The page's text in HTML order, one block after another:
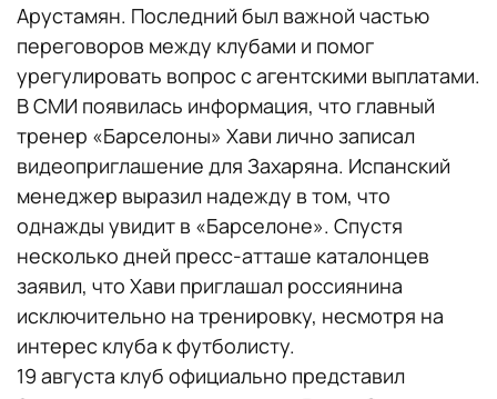
Арустамян. Последний был важной частью
переговоров между клубами и помог
урегулировать вопрос с агентскими выплатами.
В СМИ появилась информация, что главный
тренер «Барселоны» Хави лично записал
видеоприглашение для Захаряна. Испанский
менеджер выразил надежду в том, что
однажды увидит в «Барселоне». Спустя
несколько дней пресс-атташе каталонцев
заявил, что Хави приглашал россиянина
исключительно на тренировку, несмотря на
интерес клуба к футболисту.
19 августа клуб официально представил